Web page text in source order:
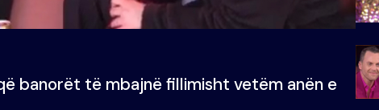
banorët të mbajnë fillimisht vetëm anën e